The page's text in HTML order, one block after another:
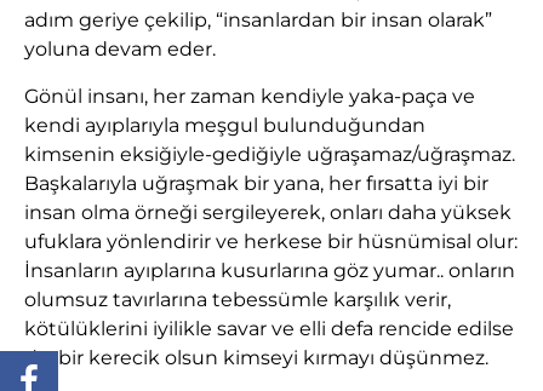
adım geriye çekilip, “insanlardan bir insan olarak”
yoluna devam eder.
Gönül insanı, her zaman kendiyle yaka-paça ve
kendi ayıplarıyla meşgul bulunduğundan
kimsenin eksiğiyle-gediğiyle uğraşamaz/uğraşmaz.
Başkalarıyla uğraşmak bir yana, her fırsatta iyi bir
insan olma örneği sergileyerek, onları daha yüksek
ufuklara yönlendirir ve herkese bir hüsnümisal olur:
İnsanların ayıplarına kusurlarına göz yumar.. onların
olumsuz tavırlarına tebessümle karşılık verir,
kötülüklerini iyilikle savar ve elli defa rencide edilse
de, bir kerecik olsun kimseyi kırmayı düşünmez.